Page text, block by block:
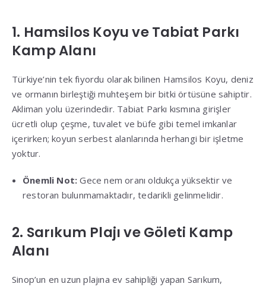
1. Hamsilos Koyu ve Tabiat Parkı
Kamp Alanı
Türkiye’nin tek fiyordu olarak bilinen Hamsilos Koyu, deniz
ve ormanın birleştiği muhteşem bir bitki örtüsüne sahiptir.
Akliman yolu üzerindedir. Tabiat Parkı kısmına girişler
ücretli olup çeşme, tuvalet ve büfe gibi temel imkanlar
içerirken; koyun serbest alanlarında herhangi bir işletme
yoktur.
Önemli Not: Gece nem oranı oldukça yüksektir ve
restoran bulunmamaktadır, tedarikli gelinmelidir.
2. Sarıkum Plajı ve Göleti Kamp
Alanı
Sinop’un en uzun plajına ev sahipliği yapan Sarıkum,